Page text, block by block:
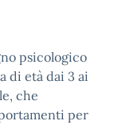
psicologico
di età dai 3 ai
che
per